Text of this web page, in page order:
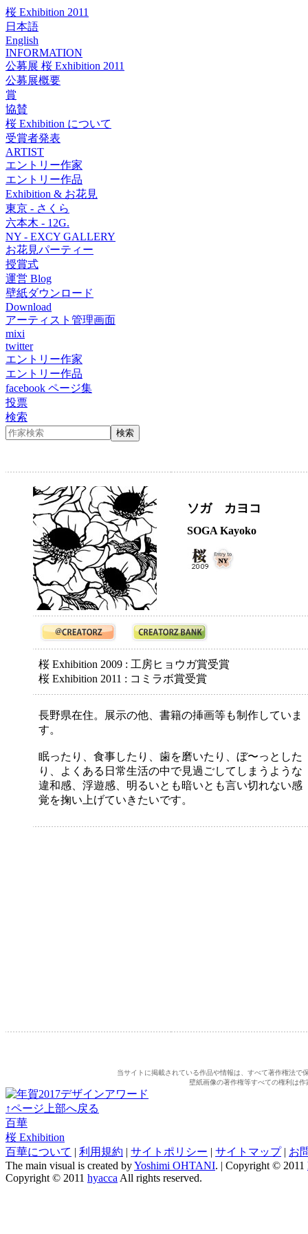
桜 Exhibition 2011
日本語
English
INFORMATION
公募展 桜 Exhibition 2011
公募展概要
賞
協賛
桜 Exhibition について
受賞者発表
ARTIST
エントリー作家
エントリー作品
Exhibition & お花見
東京 - さくら
六本木 - 12G.
NY - EXCY GALLERY
お花見パーティー
授賞式
運営 Blog
壁紙ダウンロード
Download
アーティスト管理画面
mixi
twitter
エントリー作家
エントリー作品
facebook ページ集
投票
検索
ソガ カヨコ
SOGA Kayoko
桜 Exhibition 2009 : 工房ヒョウガ賞受賞
桜 Exhibition 2011 : コミラボ賞受賞
長野県在住。展示の他、書籍の挿画等も制作していま
す。
眠ったり、食事したり、歯を磨いたり、ぼ〜っとした
り、よくある日常生活の中で見過ごしてしまうような
違和感、浮遊感、明るいとも暗いとも言い切れない感
覚を掬い上げていきたいです。
当サイトに掲載されている作品や情報は、すべて著作権法
壁紙画像の著作権等すべての権利は
↑ページ上部へ戻る
百華
桜 Exhibition
百華について | 利用規約 | サイトポリシー | サイトマップ| お
The main visual is created byYoshimi OHTANI. | Copyright © 2011
Copyright © 2011 hyacca All rights reserved.